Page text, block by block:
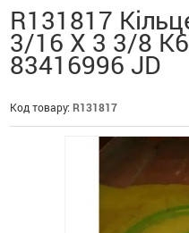
R131817
3/16 X 3 3/8
83416996 JD
Код товару: R131817